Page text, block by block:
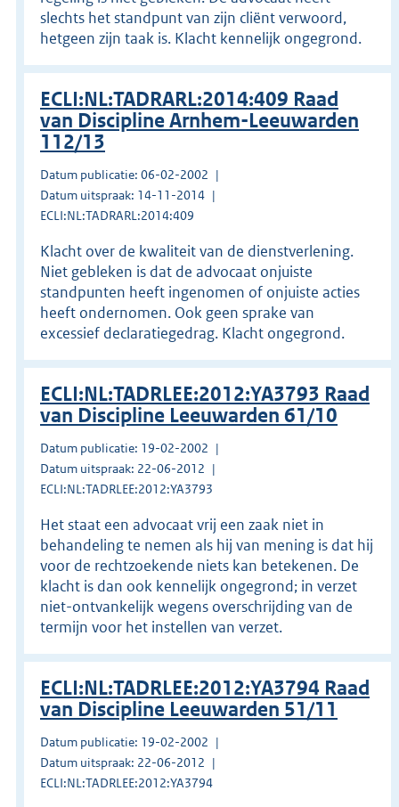
slechts het standpunt van zijn cliënt verwoord,
hetgeen zijn taak is. Klacht kennelijk ongegrond.
ECLI:NL:TADRARL:2014:409 Raad
van Discipline Arnhem-Leeuwarden
112/13
Datum publicatie: 06-02-2002
Datum uitspraak: 14-11-2014
ECLI:NL:TADRARL:2014:409
Klacht over de kwaliteit van de dienstverlening.
Niet gebleken is dat de advocaat onjuiste
standpunten heeft ingenomen of onjuiste acties
heeft ondernomen. Ook geen sprake van
excessief declaratiegedrag. Klacht ongegrond.
ECLI:NL:TADRLEE:2012:YA3793 Raad
van Discipline Leeuwarden 61/10
Datum publicatie: 19-02-2002
Datum uitspraak: 22-06-2012
ECLI:NL:TADRLEE:2012:YA3793
Het staat een advocaat vrij een zaak niet in
behandeling te nemen als hij van mening is dat hij
voor de rechtzoekende niets kan betekenen. De
klacht is dan ook kennelijk ongegrond; in verzet
niet-ontvankelijk wegens overschrijding van de
termijn voor het instellen van verzet.
ECLI:NL:TADRLEE:2012:YA3794 Raad
van Discipline Leeuwarden 51/11
Datum publicatie: 19-02-2002
Datum uitspraak: 22-06-2012
ECLI:NL:TADRLEE:2012:YA3794